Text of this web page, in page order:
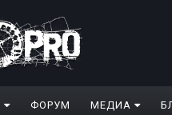
ФОРУМ МЕДИА